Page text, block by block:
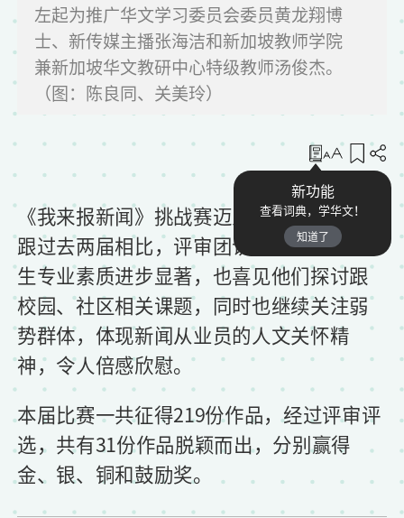
左起为推广华文学习委员会委员黄龙翔博
士、新传媒主播张海洁和新加坡教师学院
兼新加坡华文教研中心特级教师汤俊杰。
（图：陈良同、关美玲）
新功能
查看词典，学华文！
知道了
收藏
《我来报新闻》挑战赛迈入第三个年头，
跟过去两届相比，评审团认为今年参赛学
生专业素质进步显著，也喜见他们探讨跟
校园、社区相关课题，同时也继续关注弱
势群体，体现新闻从业员的人文关怀精
神，令人倍感欣慰。
本届比赛一共征得219份作品，经过评审评
选，共有31份作品脱颖而出，分别赢得
金、银、铜和鼓励奖。